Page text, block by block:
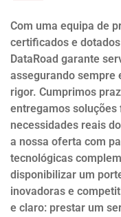
Com uma equipa de
certificados e
DataRoad garante
assegurando sempre
rigor. Cumprimos
entregamos
necessidades reais
a nossa oferta com
tecnológicas
disponibilizar um
inovadoras e
e claro: prestar um